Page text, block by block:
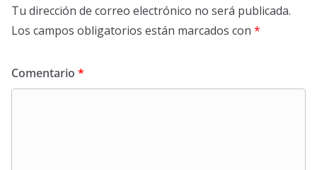
Tu dirección de correo electrónico no será publicada.
Los campos obligatorios están marcados con *
Comentario *